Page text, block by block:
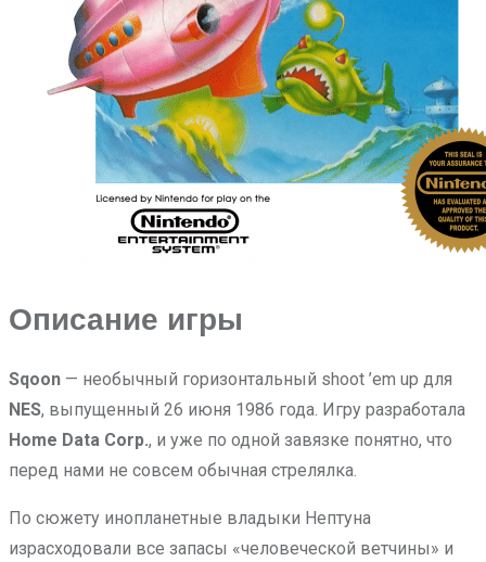
Описание игры
Sqoon — необычный горизонтальный shoot ’em up для
NES, выпущенный 26 июня 1986 года. Игру разработала
Home Data Corp., и уже по одной завязке понятно, что
перед нами не совсем обычная стрелялка.
По сюжету инопланетные владыки Нептуна
израсходовали все запасы «человеческой ветчины» и